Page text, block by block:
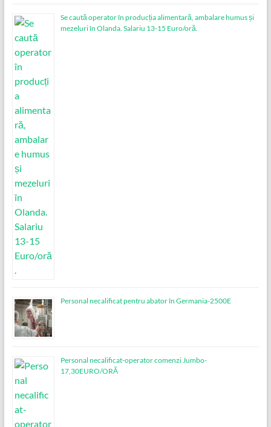
Se caută operator în producția alimentară, ambalare humus și
mezeluri în Olanda. Salariu 13-15 Euro/oră.
Personal necalificat pentru abator în Germania-2500E
Personal necalificat-operator comenzi Jumbo-
17,30EURO/ORĂ